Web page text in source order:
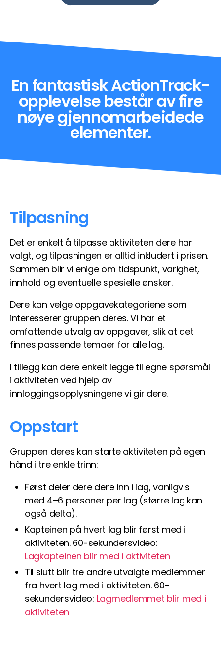
En fantastisk ActionTrack-
opplevelse består av fire
nøye gjennomarbeidede
elementer.
Tilpasning
Det er enkelt å tilpasse aktiviteten dere har
valgt, og tilpasningen er alltid inkludert i prisen.
Sammen blir vi enige om tidspunkt, varighet,
innhold og eventuelle spesielle ønsker.
Dere kan velge oppgavekategoriene som
interesserer gruppen deres. Vi har et
omfattende utvalg av oppgaver, slik at det
finnes passende temaer for alle lag.
I tillegg kan dere enkelt legge til egne spørsmål
i aktiviteten ved hjelp av
innloggingsopplysningene vi gir dere.
Oppstart
Gruppen deres kan starte aktiviteten på egen
hånd i tre enkle trinn:
Først deler dere dere inn i lag, vanligvis
med 4–6 personer per lag (større lag kan
også delta).
Kapteinen på hvert lag blir først med i
aktiviteten. 60-sekundersvideo:
Lagkapteinen blir med i aktiviteten
Til slutt blir tre andre utvalgte medlemmer
fra hvert lag med i aktiviteten. 60-
sekundersvideo: Lagmedlemmet blir med i
aktiviteten